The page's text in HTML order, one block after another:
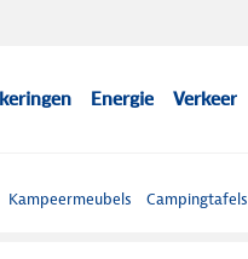
Energie Verkeer
Kampeermeubels Campingtafels